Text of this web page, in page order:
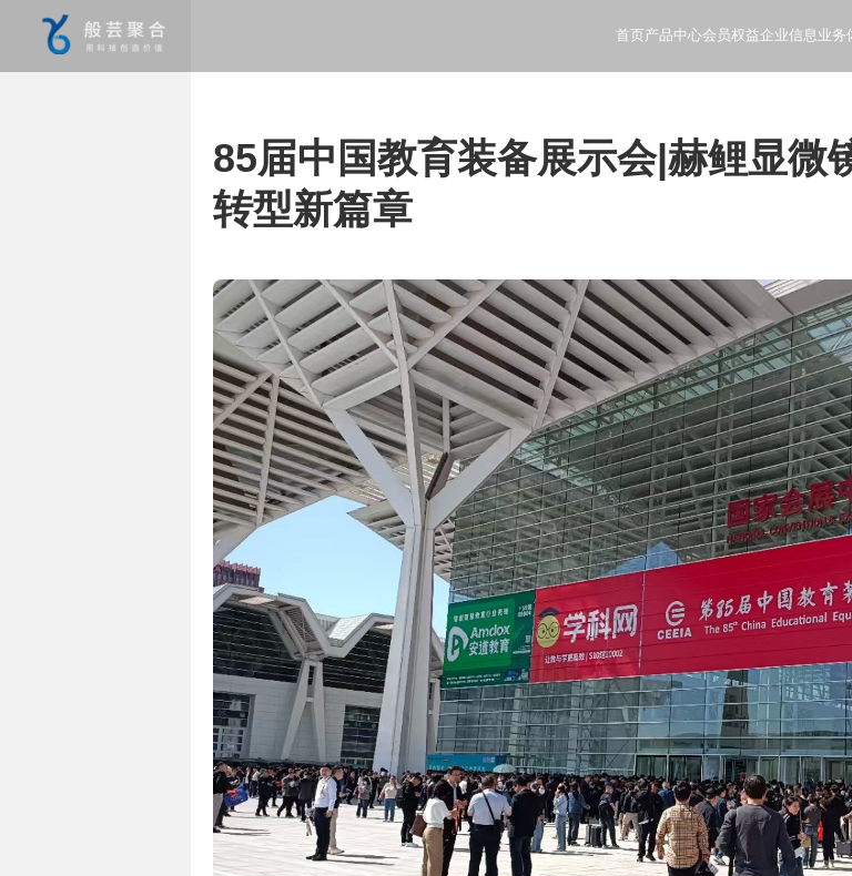
首页 产品中心
- 般芸聚合科技产品使用指
会员权益
- 产品会员特权和增值
企业信息
- 般芸聚合
业务
- 般
85届中国教育装备展示会|赫鲤显微
转型新篇章